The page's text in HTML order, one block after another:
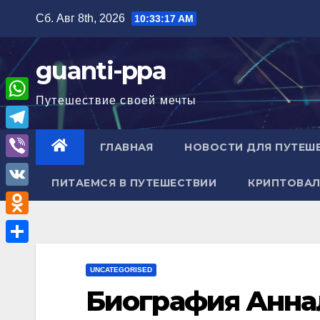
содержимому
Сб. Авг 8th, 2026 10:33:18 AM
guanti-ppa
Путешествие своей мечты
ГЛАВНАЯ НОВОСТИ ДЛЯ
ПИТАЕМСЯ В ПУТЕШЕСТВИИ
UNCATEGORISED
Биография
W
h
a
A
T
e
l
e
g
V
i
b
e
V
K
O